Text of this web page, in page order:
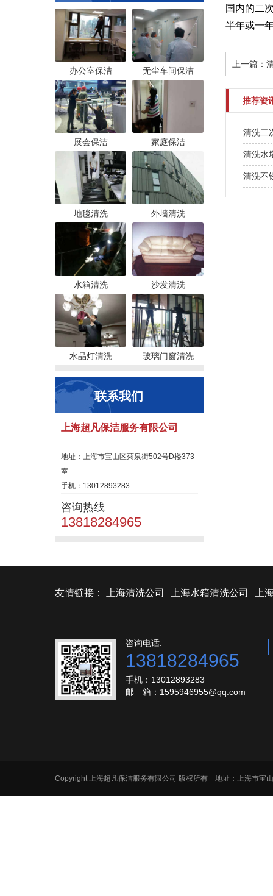
办公室保洁 无尘车间保洁
展会保洁 家庭保洁
地毯清洗 外墙清洗
水箱清洗 沙发清洗
水晶灯清洗 玻璃门窗清洗
联系我们
上海超凡保洁服务有限公司
地址：上海市宝山区菊泉街502号D楼373
室
手机：13012893283
咨询热线
13818284965
国内的二
半年或一
上一篇：
推荐资
清洗二
清洗水
清洗不
友情链接： 上海清洗公司 上海水箱清洗公司 上
咨询电话:
13818284965
手机：13012893283
邮 箱：1595946955@qq.com
Copyright 上海超凡保洁服务有限公司 版权所有 地址：上海市宝